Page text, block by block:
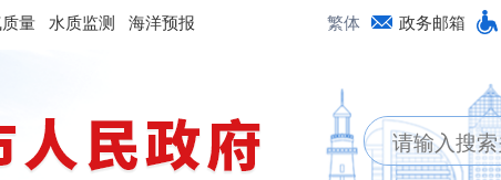
量 水质监测 海洋预报 繁体 政务邮箱